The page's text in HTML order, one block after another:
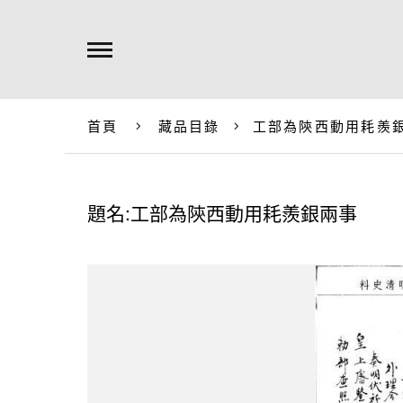
首頁 藏品目錄 工部為陝西動用耗羨
題名:工部為陝西動用耗羨銀兩事